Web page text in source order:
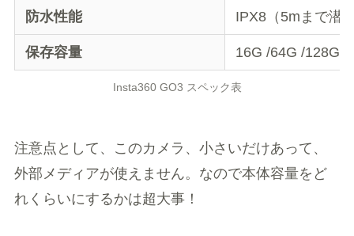
防水性能 IPX8（5mまで潜
保存容量 16G /64G /128G
Insta360 GO3 スペック表
注意点として、このカメラ、小さいだけあって、
外部メディアが使えません。なので本体容量をど
れくらいにするかは超大事！